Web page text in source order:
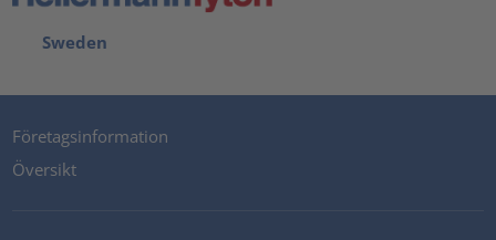
Sweden
Företagsinformation
Översikt